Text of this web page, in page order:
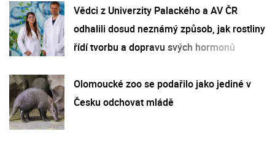
Vědci z Univerzity Palackého a AV ČR
odhalili dosud neznámý způsob, jak rostliny
řídí tvorbu a dopravu svých hormonů
Olomoucké zoo se podařilo jako jediné v
Česku odchovat mládě